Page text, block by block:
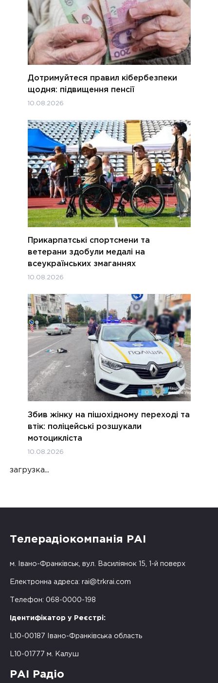
Дотримуйтеся правил кібербезпеки
щодня: підвищення пенсії
10.08.2026
Прикарпатські спортсмени та
ветерани здобули медалі на
всеукраїнських змаганнях
10.08.2026
Збив жінку на пішохідному переході та
втік: поліцейські розшукали
мотоцикліста
10.08.2026
загрузка...
Телерадіокомпанія РАІ
м. Івано-Франківськ, вул. Василіянок 15, 1-й поверх
Електронна адреса: rai@trkrai.com
Телефон: 068-0000-198
Ідентифікатор у Реєстрі:
L10-00187 Івано-Франківська область
L10-01777 м. Калуш
РАІ Радіо